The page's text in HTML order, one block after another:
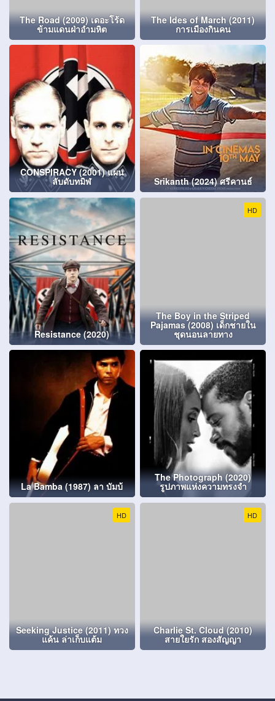
The Road (2009) เดอะโร้ด
ข้ามแดนฝ่าอำมหิต
The Ides of March (2011)
การเมืองกินคน
CONSPIRACY (2001) แผน
ลับดับทมิฬ Srikanth (2024) ศรีคานธ์
Resistance (2020)
HD
The Boy in the Striped
Pajamas (2008) เด็กชายใน
ชุดนอนลายทาง
La Bamba (1987) ลา บัมบ้
The Photograph (2020)
รูปภาพแห่งความทรงจำ
HD
Seeking Justice (2011) ทวง
แค้น ล่าเก็บแต้ม
HD
Charlie St. Cloud (2010)
สายใยรัก สองสัญญา